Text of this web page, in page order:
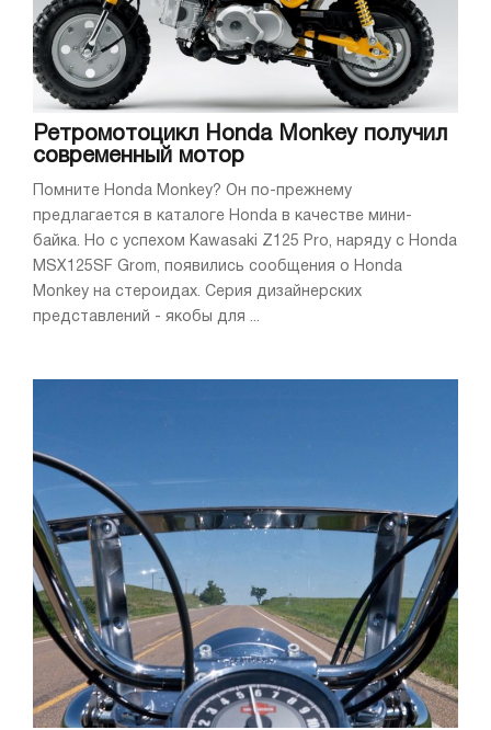
Ретромотоцикл Honda Monkey получил
современный мотор
Помните Honda Monkey? Он по-прежнему
предлагается в каталоге Honda в качестве мини-
байка. Но с успехом Kawasaki Z125 Pro, наряду с Honda
MSX125SF Grom, появились сообщения о Honda
Monkey на стероидах. Серия дизайнерских
представлений - якобы для ...